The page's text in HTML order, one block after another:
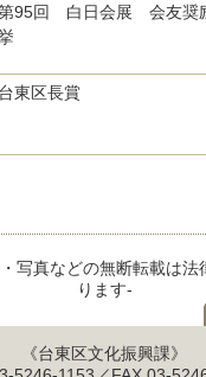
95回 白日会展 会友奨
台東区長賞
写真などの無断転載は法
ります-
《台東区文化振興課》